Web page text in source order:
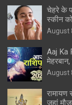
चेहरे के
स्कीन
August
Aaj Ka
August
रामायण
जहां